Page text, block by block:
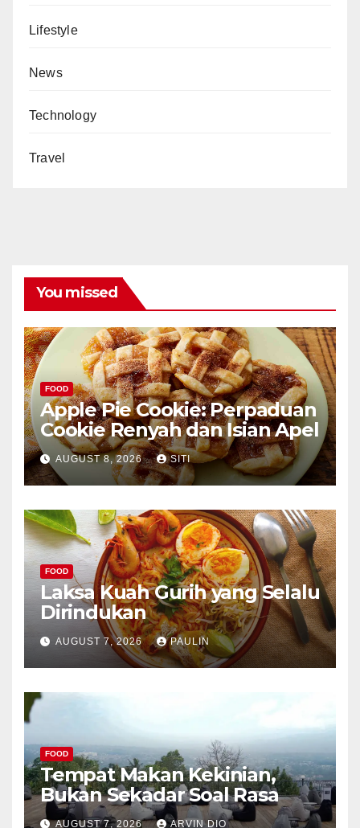
Lifestyle
News
Technology
Travel
You missed
FOOD
Apple Pie Cookie: Perpaduan
Cookie Renyah dan Isian Apel
AUGUST 8, 2026 SITI
FOOD
Laksa Kuah Gurih yang Selalu
Dirindukan
AUGUST 7, 2026 PAULIN
FOOD
Tempat Makan Kekinian,
Bukan Sekadar Soal Rasa
AUGUST 7, 2026 ARVIN DIO